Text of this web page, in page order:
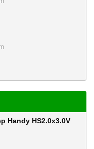
Handy HS2.0x3.0V